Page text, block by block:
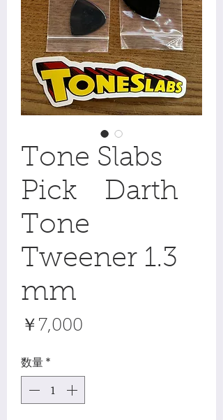
Tone Slabs
Pick Darth
Tone
Tweener 1.3
mm
￥7,000
数量*